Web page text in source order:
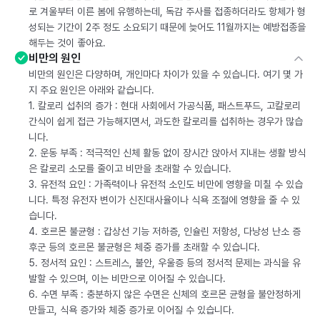
로 겨울부터 이른 봄에 유행하는데, 독감 주사를 접종하더라도 항체가 형
성되는 기간이 2주 정도 소요되기 때문에 늦어도 11월까지는 예방접종을
해두는 것이 좋아요.
비만의 원인
비만의 원인은 다양하며, 개인마다 차이가 있을 수 있습니다. 여기 몇 가
지 주요 원인은 아래와 같습니다.
1. 칼로리 섭취의 증가 : 현대 사회에서 가공식품, 패스트푸드, 고칼로리
간식이 쉽게 접근 가능해지면서, 과도한 칼로리를 섭취하는 경우가 많습
니다.
2. 운동 부족 : 적극적인 신체 활동 없이 장시간 앉아서 지내는 생활 방식
은 칼로리 소모를 줄이고 비만을 초래할 수 있습니다.
3. 유전적 요인 : 가족력이나 유전적 소인도 비만에 영향을 미칠 수 있습
니다. 특정 유전자 변이가 신진대사율이나 식욕 조절에 영향을 줄 수 있
습니다.
4. 호르몬 불균형 : 갑상선 기능 저하증, 인슐린 저항성, 다낭성 난소 증
후군 등의 호르몬 불균형은 체중 증가를 초래할 수 있습니다.
5. 정서적 요인 : 스트레스, 불안, 우울증 등의 정서적 문제는 과식을 유
발할 수 있으며, 이는 비만으로 이어질 수 있습니다.
6. 수면 부족 : 충분하지 않은 수면은 신체의 호르몬 균형을 불안정하게
만들고, 식욕 증가와 체중 증가로 이어질 수 있습니다.